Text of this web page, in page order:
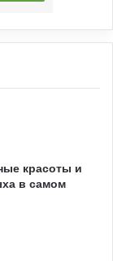
красоты и
в самом